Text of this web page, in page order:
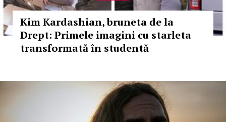
Kim Kardashian, bruneta de la
Drept: Primele imagini cu starleta
transformată în studentă